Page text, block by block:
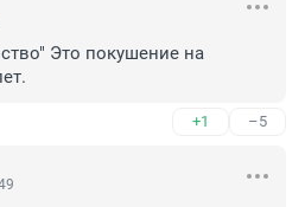
Это покушение на
+1 –5